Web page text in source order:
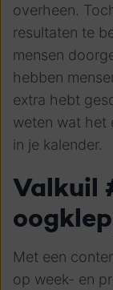
overheen.
resultaten te
mensen
hebben
extra hebt
weten wat het
in je kalender.
Valkuil
Met een
op week- en